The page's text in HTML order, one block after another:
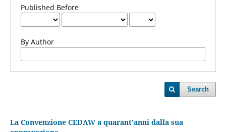
Published Before
By Author
Search
La Convenzione CEDAW a quarant’anni dalla sua